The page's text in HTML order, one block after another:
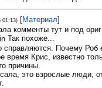
01:13) [Материал]
комменты тут и под
Так похоже...
справляются. Почему Роб
время Крис, известно
причины.
это взрослые люди,